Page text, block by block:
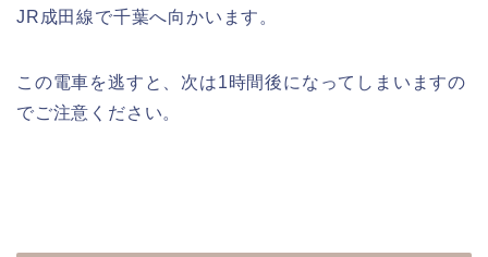
JR成田線で千葉へ向かいます。
この電車を逃すと、次は1時間後になってしまいますの
でご注意ください。